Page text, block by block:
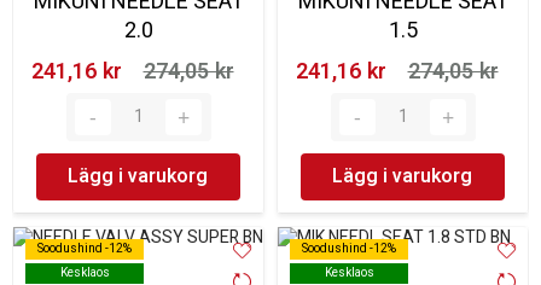
2.0
241,16 kr‎
274,05 kr‎
Lägg i varukorg
1.5
241,16 kr‎
274,05 kr‎
Lägg i varukorg
Soodushind -12%
Kesklaos
Soodushind -12%
Kesklaos
Soodushind -12%
Kesklaos
Soodushind -12%
Kesklaos